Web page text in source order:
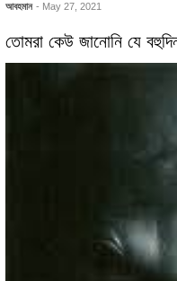
আবহমান - May 27, 2021
তোমরা কেউ জানোনি যে